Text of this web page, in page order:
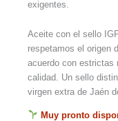
exigentes.
Aceite con el sello
respetamos el origen
acuerdo con estrictas
calidad. Un sello
virgen extra de Jaén
Muy pronto